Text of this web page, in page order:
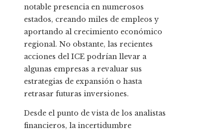
notable presencia en numerosos
estados, creando miles de empleos y
aportando al crecimiento económico
regional. No obstante, las recientes
acciones del ICE podrían llevar a
algunas empresas a revaluar sus
estrategias de expansión o hasta
retrasar futuras inversiones.
Desde el punto de vista de los analistas
financieros, la incertidumbre